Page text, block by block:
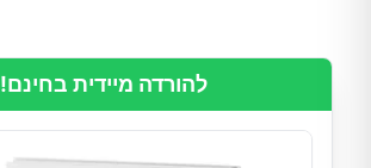
להורדה מיידית בחינם!